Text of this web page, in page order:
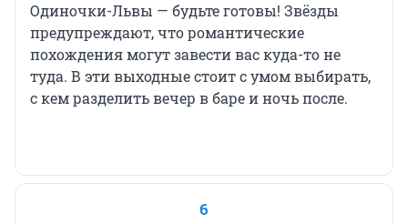
Одиночки-Львы — будьте готовы! Звёзды
предупреждают, что романтические
похождения могут завести вас куда-то не
туда. В эти выходные стоит с умом выбирать,
с кем разделить вечер в баре и ночь после.
6